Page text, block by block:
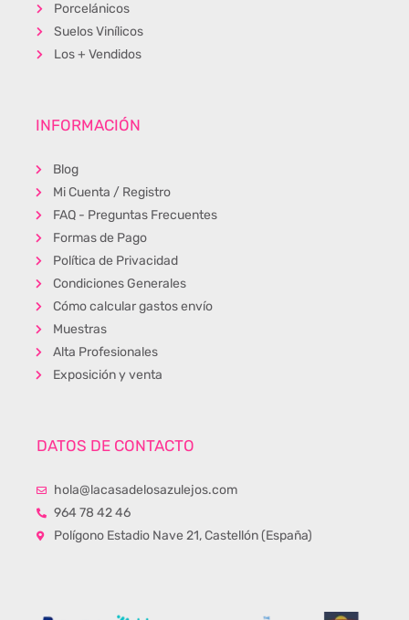
Porcelánicos
Suelos Vinílicos
Los + Vendidos
INFORMACIÓN
Blog
Mi Cuenta / Registro
FAQ - Preguntas Frecuentes
Formas de Pago
Política de Privacidad
Condiciones Generales
Cómo calcular gastos envío
Muestras
Alta Profesionales
Exposición y venta
DATOS DE CONTACTO
hola@lacasadelosazulejos.com
964 78 42 46
Polígono Estadio Nave 21, Castellón (España)